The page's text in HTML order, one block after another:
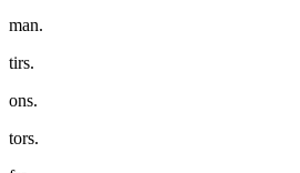
man.
tirs.
ons.
tors.